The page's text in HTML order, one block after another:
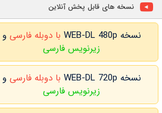
نسخه های قابل پخش آنلاین
نسخه WEB-DL 480p با دوبله فارسی و
زیرنویس فارسی
نسخه WEB-DL 720p با دوبله فارسی و
زیرنویس فارسی